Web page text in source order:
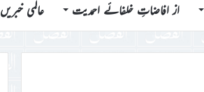
از افاضاتِ خلفائے احمدیت عالمی خبریں